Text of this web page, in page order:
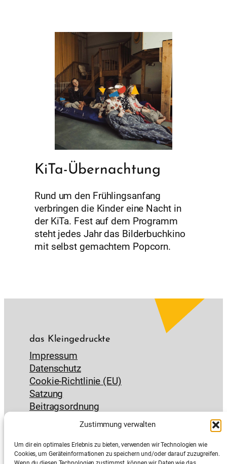
Zustimmung verwalten
Um dir ein optimales Erlebnis zu bieten, verwenden wir Technologien wie
Cookies, um Geräteinformationen zu speichern und/oder darauf zuzugreifen.
KiTa-Übernachtung
Rund um den Frühlingsanfang
verbringen die Kinder eine Nacht in
der KiTa. Fest auf dem Programm
steht jedes Jahr das Bilderbuchkino
mit selbst gemachtem Popcorn.
das Kleingedruckte
Impressum
Datenschutz
Cookie-Richtlinie (EU)
Satzung
Beitragsordnung
Jobs
Interner Bereich